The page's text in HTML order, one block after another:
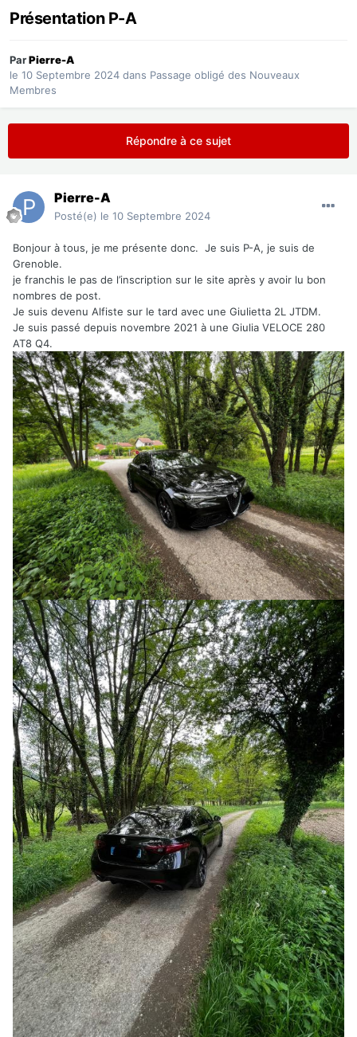
Présentation P-A
ParPierre-A
le 10 Septembre 2024 dans Passage obligé des Nouveaux
Membres
Répondre à ce sujet
Pierre-A
Posté(e) le 10 Septembre 2024
Bonjour à tous, je me présente donc. Je suis P-A, je suis de
Grenoble.
je franchis le pas de l’inscription sur le site après y avoir lu bon
nombres de post.
Je suis devenu Alfiste sur le tard avec une Giulietta 2L JTDM.
Je suis passé depuis novembre 2021 à une Giulia VELOCE 280
AT8 Q4.